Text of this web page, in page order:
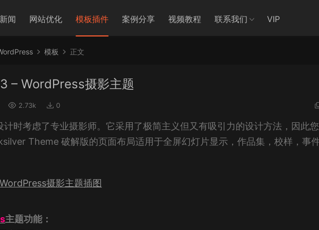
闻 网站优化 模板插件 案例分享 视频教程 联系我们 VIP
模板 正文
– WordPress摄影主题
2.73k 0
计时考虑了专业摄影师。它采用了极简主义但又有吸引力的设计方法，因此
Theme 破解版的页面布局适用于全屏幻灯片显示，作品集，校样，事件
主题功能：